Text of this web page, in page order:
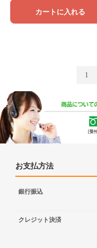
カートに入れる
1
お支払方法
銀行振込
クレジット決済